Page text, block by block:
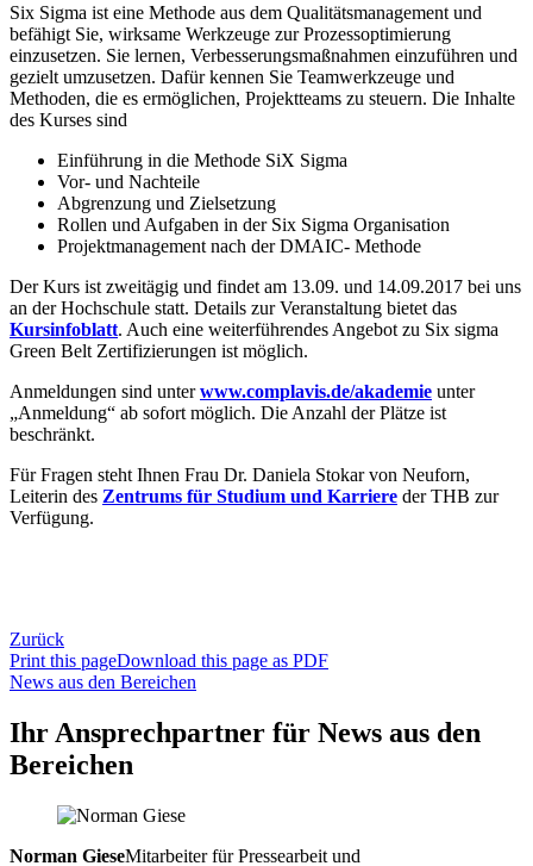
Six Sigma ist eine Methode aus dem Qualitätsmanagement und
befähigt Sie, wirksame Werkzeuge zur Prozessoptimierung
einzusetzen. Sie lernen, Verbesserungsmaßnahmen einzuführen und
gezielt umzusetzen. Dafür kennen Sie Teamwerkzeuge und
Methoden, die es ermöglichen, Projektteams zu steuern. Die Inhalte
des Kurses sind
Einführung in die Methode SiX Sigma
Vor- und Nachteile
Abgrenzung und Zielsetzung
Rollen und Aufgaben in der Six Sigma Organisation
Projektmanagement nach der DMAIC- Methode
Der Kurs ist zweitägig und findet am 13.09. und 14.09.2017 bei uns
an der Hochschule statt. Details zur Veranstaltung bietet das
Kursinfoblatt. Auch eine weiterführendes Angebot zu Six sigma
Green Belt Zertifizierungen ist möglich.
Anmeldungen sind unterwww.complavis.de/akademie unter
„Anmeldung“ ab sofort möglich. Die Anzahl der Plätze ist
beschränkt.
Für Fragen steht Ihnen Frau Dr. Daniela Stokar von Neuforn,
Leiterin des Zentrums für Studium und Karriere der THB zur
Verfügung.
Zurück
Print this pageDownload this page as PDF
News aus den Bereichen
Ihr Ansprechpartner für News aus den
Bereichen
Norman GieseMitarbeiter für Pressearbeit und